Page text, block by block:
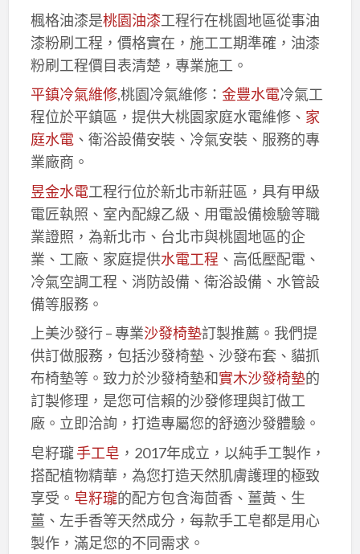
楓格油漆是桃園油漆工程行在桃園地區從事油
漆粉刷工程，價格實在，施工工期準確，油漆
粉刷工程價目表清楚，專業施工。
平鎮冷氣維修,桃園冷氣維修： 金豐水電冷氣工
程位於平鎮區，提供大桃園家庭水電維修、 家
庭水電、衛浴設備安裝、冷氣安裝、服務的專
業廠商。
昱金水電工程行位於新北市新莊區，具有甲級
電匠執照、室內配線乙級、用電設備檢驗等職
業證照，為新北市、台北市與桃園地區的企
業、工廠、家庭提供水電工程 、高低壓配電、
冷氣空調工程、消防設備、衛浴設備、水管設
備等服務。
上美沙發行 – 專業沙發椅墊訂製推薦。我們提
供訂做服務，包括沙發椅墊、沙發布套、貓抓
布椅墊等。致力於沙發椅墊和實木沙發椅墊的
訂製修理，是您可信賴的沙發修理與訂做工
廠。立即洽詢，打造專屬您的舒適沙發體驗。
皂籽瓏手工皂 ，2017年成立，以純手工製作，
搭配植物精華，為您打造天然肌膚護理的極致
享受。 皂籽瓏的配方包含海茴香、薑黃、生
薑、左手香等天然成分，每款手工皂都是用心
製作，滿足您的不同需求。